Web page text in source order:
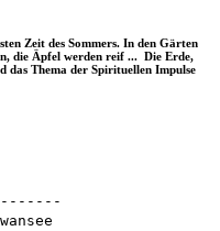
Zeit des Sommers. In den Gärten
die Äpfel werden reif ... Die Erde,
das Thema der Spirituellen Impulse